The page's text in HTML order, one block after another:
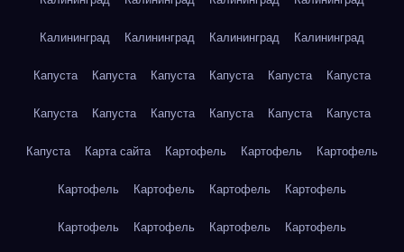
Калининград Калининград Калининград Калининград
Капуста Капуста Капуста Капуста Капуста Капуста
Капуста Капуста Капуста Капуста Капуста Капуста
Капуста Карта сайта Картофель Картофель Картофель
Картофель Картофель Картофель Картофель
Картофель Картофель Картофель Картофель